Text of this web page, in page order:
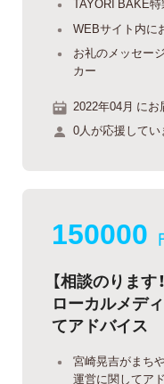
TAYORI BAKE
WEBサイト内に
お礼のメッセー
カー
2022年04月 にお
0人が応援してい
150000
【相談のりま
ローカルメデ
てアドバイス
宮崎晃吉がまち
運営に関してア